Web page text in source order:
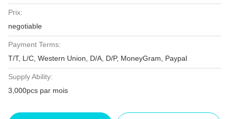
Prix:
negotiable
Payment Terms:
T/T, L/C, Western Union, D/A, D/P, MoneyGram, Paypal
Supply Ability:
3,000pcs par mois